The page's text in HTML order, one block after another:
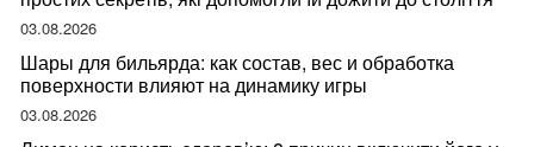
03.08.2026
Шары для бильярда: как состав, вес и обработка
поверхности влияют на динамику игры
03.08.2026